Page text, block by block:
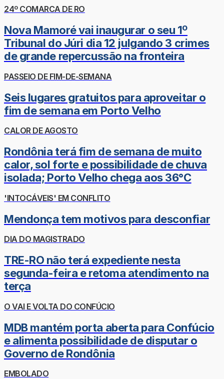
24º COMARCA DE RO
Nova Mamoré vai inaugurar o seu 1º
Tribunal do Júri dia 12 julgando 3 crimes
de grande repercussão na fronteira
PASSEIO DE FIM-DE-SEMANA
Seis lugares gratuitos para aproveitar o
fim de semana em Porto Velho
CALOR DE AGOSTO
Rondônia terá fim de semana de muito
calor, sol forte e possibilidade de chuva
isolada; Porto Velho chega aos 36°C
'INTOCÁVEIS' EM CONFLITO
Mendonça tem motivos para desconfiar
DIA DO MAGISTRADO
TRE-RO não terá expediente nesta
segunda-feira e retoma atendimento na
terça
O VAI E VOLTA DO CONFÚCIO
MDB mantém porta aberta para Confúcio
e alimenta possibilidade de disputar o
Governo de Rondônia
EMBOLADO